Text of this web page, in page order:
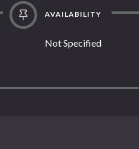
AVAILABILITY
Not Specified